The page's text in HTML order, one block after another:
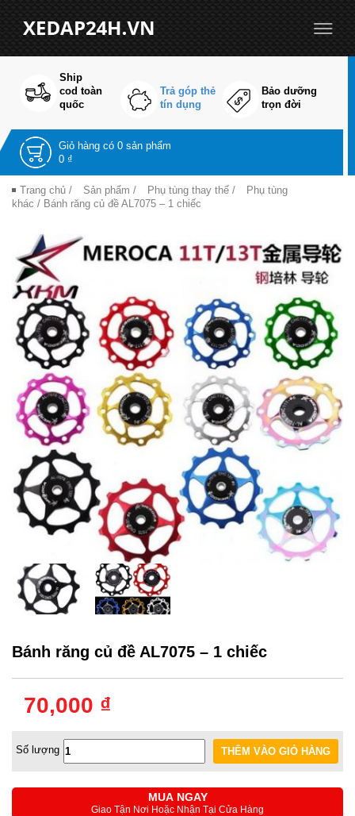
Ship
cod toàn
quốc
Trả góp thẻ
tín dụng
Bảo dưỡng
trọn đời
Giỏ hàng có 0 sản phẩm
0 ₫
Trang chủ / Sản phẩm / Phụ tùng thay thế /
Phụ tùng
khác / Bánh răng củ đề AL7075 – 1 chiếc
Bánh răng củ đề AL7075 – 1 chiếc
70,000 ₫
Số lượng
MUA NGAY
Giao Tận Nơi Hoặc Nhận Tại Cửa Hàng